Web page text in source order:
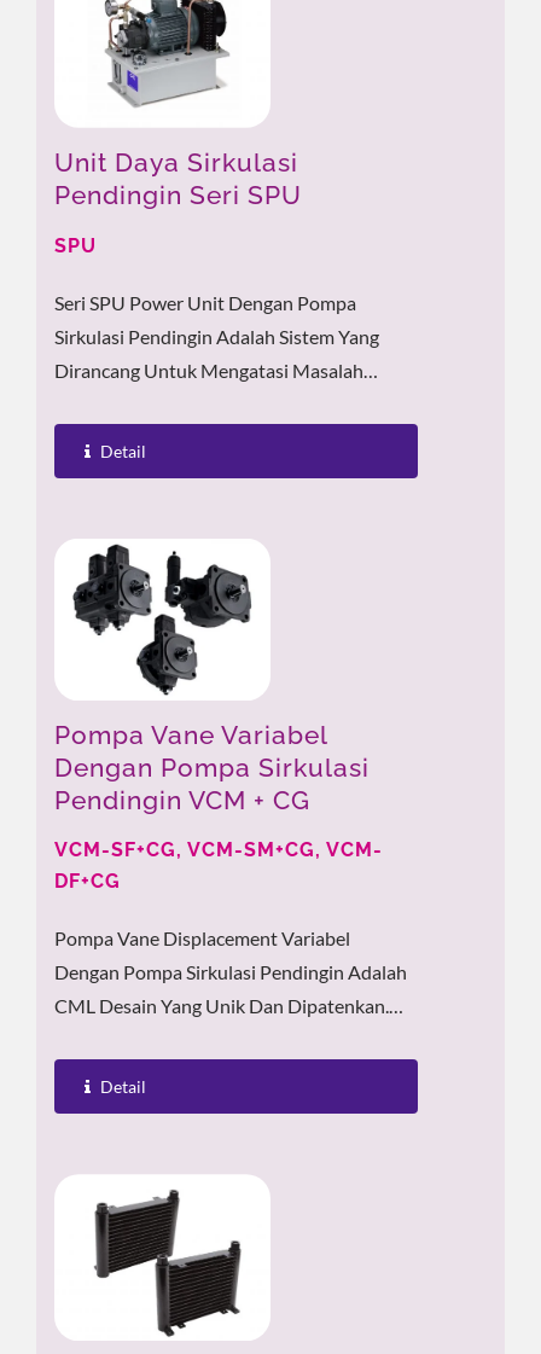
Unit Daya Sirkulasi
Pendingin Seri SPU
SPU
Seri SPU Power Unit Dengan Pompa
Sirkulasi Pendingin Adalah Sistem Yang
Dirancang Untuk Mengatasi Masalah
Detail
Pompa Vane Variabel
Dengan Pompa Sirkulasi
Pendingin VCM + CG
VCM-SF+CG, VCM-SM+CG, VCM-
DF+CG
Pompa Vane Displacement Variabel
Dengan Pompa Sirkulasi Pendingin Adalah
CML Desain Yang Unik Dan Dipatenkan.
Detail